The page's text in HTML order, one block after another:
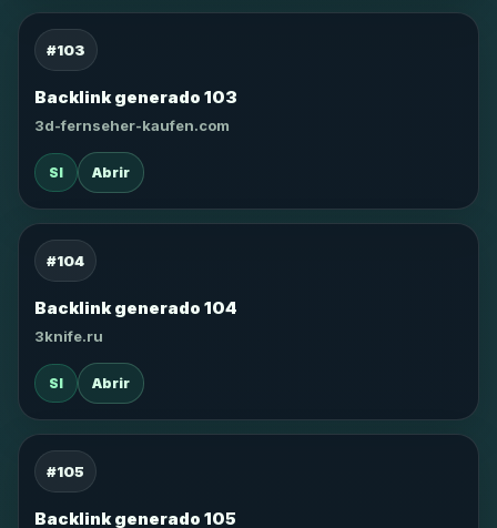
#103
Backlink generado 103
3d-fernseher-kaufen.com
SI Abrir
#104
Backlink generado 104
3knife.ru
SI Abrir
#105
Backlink generado 105